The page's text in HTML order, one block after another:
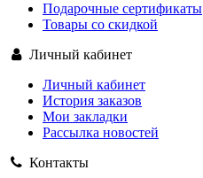
Подарочные сертификаты
Товары со скидкой
Личный кабинет
Личный кабинет
История заказов
Мои закладки
Рассылка новостей
Контакты